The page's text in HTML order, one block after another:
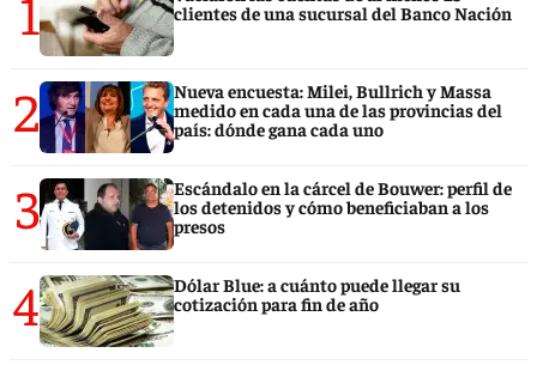
clientes de una sucursal del Banco Nación
2
Nueva encuesta: Milei, Bullrich y Massa
medido en cada una de las provincias del
país: dónde gana cada uno
3
Escándalo en la cárcel de Bouwer: perfil de
los detenidos y cómo beneficiaban a los
presos
4
Dólar Blue: a cuánto puede llegar su
cotización para fin de año